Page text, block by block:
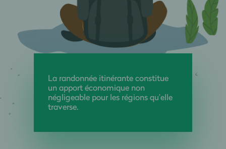
La randonnée itinérante constitue
un apport économique non
négligeable pour les régions qu’elle
traverse.